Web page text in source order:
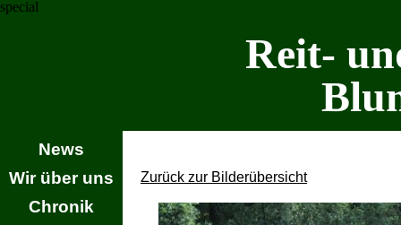
special
Reit-
News
Wir über uns
Chronik
Zurück zur Bilderübersicht